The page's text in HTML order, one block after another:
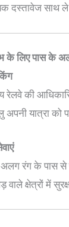
दस्तावेज साथ ले
के लिए पास के
रेलवे की
अपनी यात्रा
रंग के पास से
वाले क्षेत्रों में